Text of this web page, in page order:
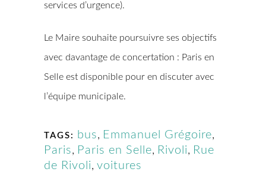
services d’urgence).
Le Maire souhaite poursuivre ses objectifs
avec davantage de concertation : Paris en
Selle est disponible pour en discuter avec
l’équipe municipale.
TAGS: bus, Emmanuel Grégoire,
Paris, Paris en Selle, Rivoli, Rue
de Rivoli, voitures